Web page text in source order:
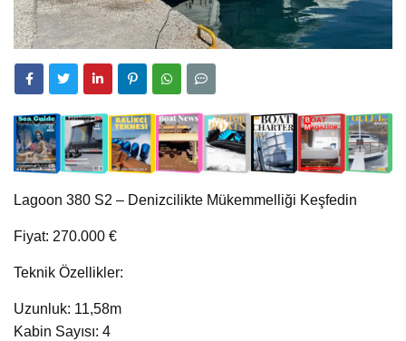
Lagoon 380 S2 – Denizcilikte Mükemmelliği Keşfedin
Fiyat: 270.000 €
Teknik Özellikler:
Uzunluk: 11,58m
Kabin Sayısı: 4